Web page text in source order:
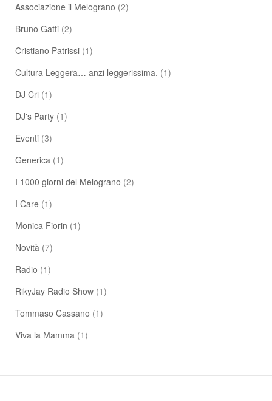
Associazione il Melograno (2)
Bruno Gatti (2)
Cristiano Patrissi (1)
Cultura Leggera… anzi leggerissima. (1)
DJ Cri (1)
DJ's Party (1)
Eventi (3)
Generica (1)
I 1000 giorni del Melograno (2)
I Care (1)
Monica Fiorin (1)
Novità (7)
Radio (1)
RikyJay Radio Show (1)
Tommaso Cassano (1)
Viva la Mamma (1)